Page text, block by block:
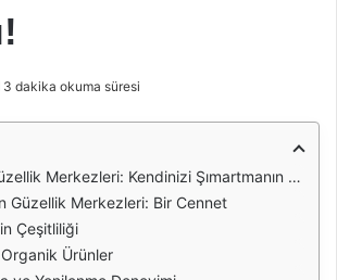
3 dakika okuma süresi
Merkezleri: Kendinizi Şımartmanın Tam Zamanı!
Güzellik Merkezleri: Bir Cennet
Çeşitliliği
Ürünler